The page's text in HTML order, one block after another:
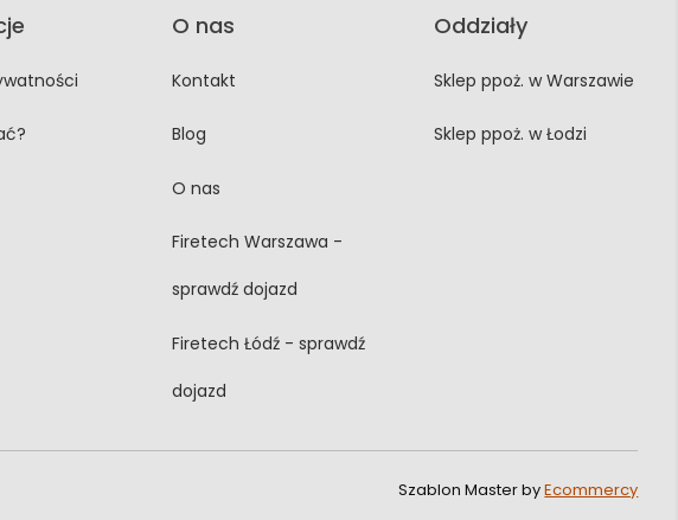
O nas
Kontakt
Blog
O nas
Firetech Warszawa -
sprawdź dojazd
Firetech Łódź - sprawdź
dojazd
Oddziały
Sklep ppoż. w Warszawie
Sklep ppoż. w Łodzi
Szablon Master byEcommercy